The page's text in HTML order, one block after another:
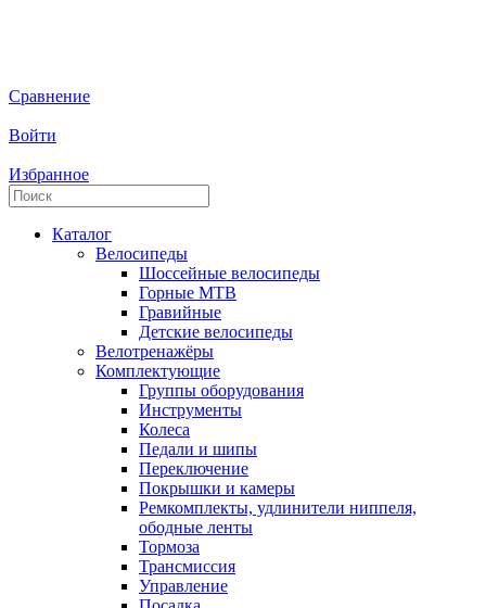
Сравнение
Войти
Избранное
Каталог
Велосипеды
Шоссейные велосипеды
Горные МTB
Гравийные
Детские велосипеды
Велотренажёры
Комплектующие
Группы оборудования
Инструменты
Колеса
Педали и шипы
Переключение
Покрышки и камеры
Ремкомплекты, удлинители ниппеля,
ободные ленты
Тормоза
Трансмиссия
Управление